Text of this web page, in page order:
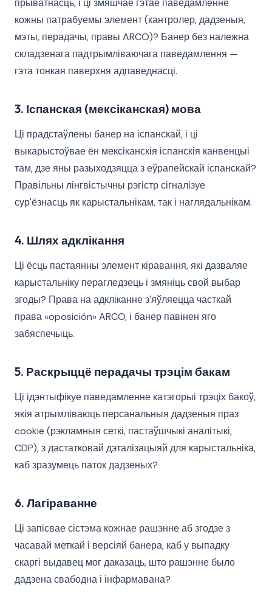
прыватнасць, і ці змяшчае гэтае паведамленне
кожны патрабуемы элемент (кантролер, дадзеныя,
мэты, перадачы, правы ARCO)? Банер без належна
складзенага падтрымліваючага паведамлення —
гэта тонкая паверхня адпаведнасці.
3. Іспанская (мексіканская) мова
Ці прадстаўлены банер на іспанскай, і ці
выкарыстоўвае ён мексіканскія іспанскія канвенцыі
там, дзе яны разыходзяцца з еўрапейскай іспанскай?
Правільны лінгвістычны рэгістр сігналізуе
сур'ёзнасць як карыстальнікам, так і наглядальнікам.
4. Шлях адклікання
Ці ёсць пастаянны элемент кіравання, які дазваляе
карыстальніку перагледзець і змяніць свой выбар
згоды? Права на адкліканне з'яўляецца часткай
права «oposición» ARCO, і банер павінен яго
забяспечыць.
5. Раскрыццё перадачы трэцім бакам
Ці ідэнтыфікуе паведамленне катэгорыі трэціх бакоў,
якія атрымліваюць персанальныя дадзеныя праз
cookie (рэкламныя сеткі, пастаўшчыкі аналітыкі,
CDP), з дастатковай дэталізацыяй для карыстальніка,
каб зразумець паток дадзеных?
6. Лагіраванне
Ці запісвае сістэма кожнае рашэнне аб згодзе з
часавай меткай і версіяй банера, каб у выпадку
скаргі выдавец мог даказаць, што рашэнне было
дадзена свабодна і інфармавана?